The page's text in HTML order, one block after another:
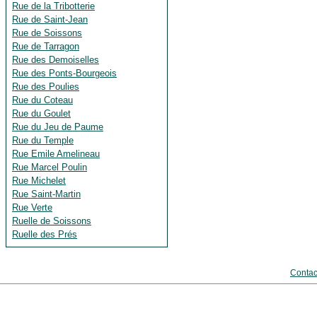
Rue de la Tribotterie
Rue de Saint-Jean
Rue de Soissons
Rue de Tarragon
Rue des Demoiselles
Rue des Ponts-Bourgeois
Rue des Poulies
Rue du Coteau
Rue du Goulet
Rue du Jeu de Paume
Rue du Temple
Rue Emile Amelineau
Rue Marcel Poulin
Rue Michelet
Rue Saint-Martin
Rue Verte
Ruelle de Soissons
Ruelle des Prés